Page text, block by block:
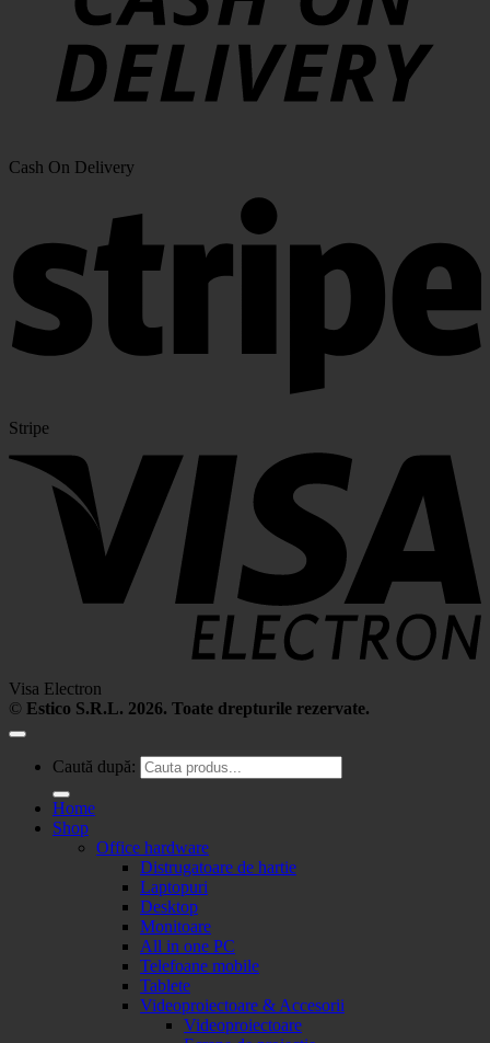
Cash On Delivery
Stripe
Visa Electron
© Estico S.R.L. 2026. Toate drepturile rezervate.
Caută după:
Home
Shop
Office hardware
Distrugatoare de hartie
Laptopuri
Desktop
Monitoare
All in one PC
Telefoane mobile
Tablete
Videoproiectoare & Accesorii
Videoproiectoare